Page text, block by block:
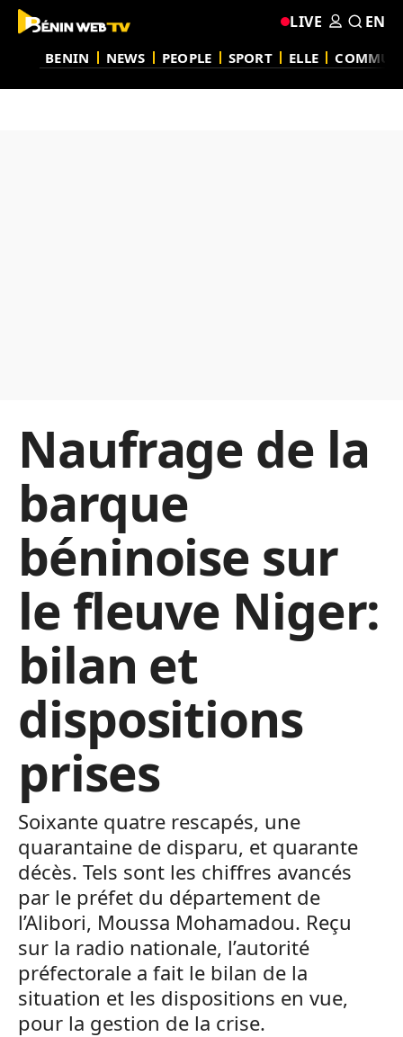
BENIN NEWS PEOPLE SPORT ELLE
LIVE EN
Naufrage de la
barque
béninoise sur
le fleuve Niger:
bilan et
dispositions
prises
Soixante quatre rescapés, une
quarantaine de disparu, et quarante
décès. Tels sont les chiffres avancés
par le préfet du département de
l’Alibori, Moussa Mohamadou. Reçu
sur la radio nationale, l’autorité
préfectorale a fait le bilan de la
situation et les dispositions en vue,
pour la gestion de la crise.